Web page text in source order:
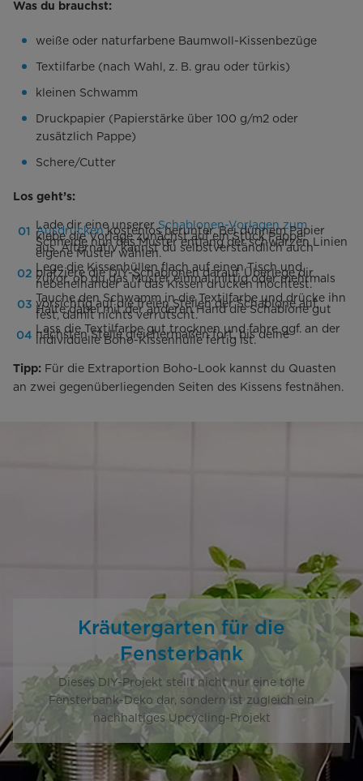
Was du brauchst:
weiße oder naturfarbene Baumwoll-Kissenbezüge
Textilfarbe (nach Wahl, z. B. grau oder türkis)
kleinen Schwamm
Druckpapier (Papierstärke über 100 g/m2 oder
zusätzlich Pappe)
Schere/Cutter
Los geht’s:
Lade dir eine unserer Schablonen-Vorlagen zum
Ausdruckenkostenlos herunter. Bei dünnem Papier
klebe die Vorlage zunächst auf ein Stück Pappe.
Schneide nun das Muster entlang der schwarzen Linien
aus. Alternativ kannst du selbstverständlich auch
eigene Muster wählen.
Lege die Kissenhüllen flach auf einen Tisch und
platziere die DIY-Schablonen darauf. Überlege dir
zuvor, ob du das Muster einmal mittig oder mehrmals
nebeneinander auf das Kissen drucken möchtest.
Tauche den Schwamm in die Textilfarbe und drücke ihn
vorsichtig auf die freien Stellen der Schablone auf.
Halte dabei mit der anderen Hand die Schablone gut
fest, damit nichts verrutscht.
Lass die Textilfarbe gut trocknen und fahre ggf. an der
nächsten Stelle gleichermaßen fort, bis deine
individuelle Boho-Kissenhülle fertig ist.
Tipp: Für die Extraportion Boho-Look kannst du Quasten
an zwei gegenüberliegenden Seiten des Kissens festnähen.
Kräutergarten für die
Fensterbank
Dieses DIY-Projekt stellt nicht nur eine tolle
Fensterbank-Deko dar, sondern ist zugleich ein
nachhaltiges Upcycling-Projekt